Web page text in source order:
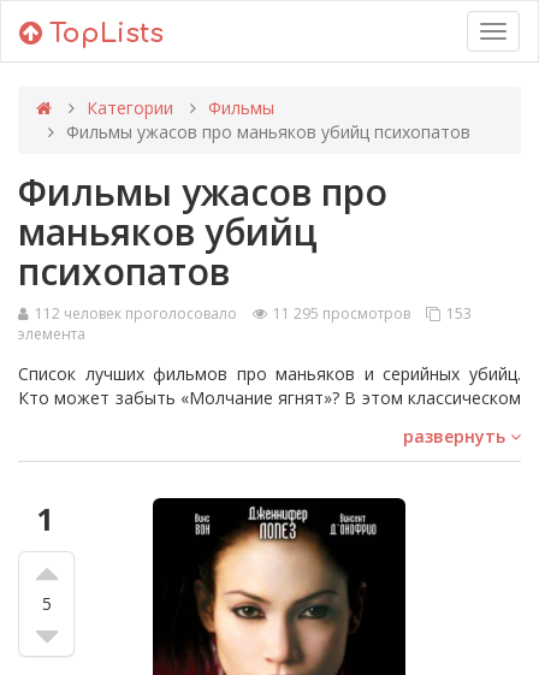
TopLists
Категории
Фильмы
Фильмы ужасов про маньяков убийц психопатов
Фильмы ужасов про
маньяков убийц
психопатов
112 человек проголосовало 11 295 просмотров
153
элемента
Список лучших фильмов про маньяков и серийных убийц.
Кто может забыть «Молчание ягнят»? В этом классическом
известных серийных убийцы фильмов с Буффало Биллом и,
конечно, Ганнибал Лектер, который был настолько
популярен, что про него удалось создать еще два фильма.
Другие известные фильмы о серийных убийцах — это
«Семь», в котором Кевин Спейси снялся в роли Джона Доу,
«Американский Психопат», который представил Кристиана
Бэйла как Патрика Бейтмена и «Основной инстинкт». Какой
фильм является лучшим? Вам решать! Выберите фильмы,
которые, по вашему мнению, должны быть высоко оценены
в этом топе.
развернуть
1
5